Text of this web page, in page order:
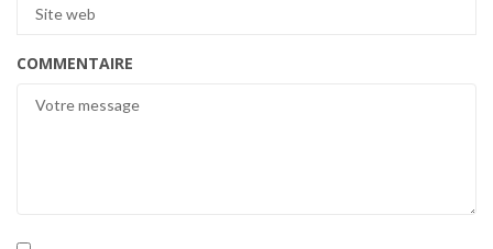
COMMENTAIRE